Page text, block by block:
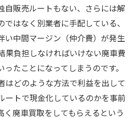
自販売ルートもない、さらには解
はなく別業者に手配している、
い中間マージン（仲介費）が発生
果負担しなければいけない廃車費
たことになってしまうのです。
はどのような方法で利益を出して
ートで現金化しているのかを事前
く廃車買取をしてもらえるという